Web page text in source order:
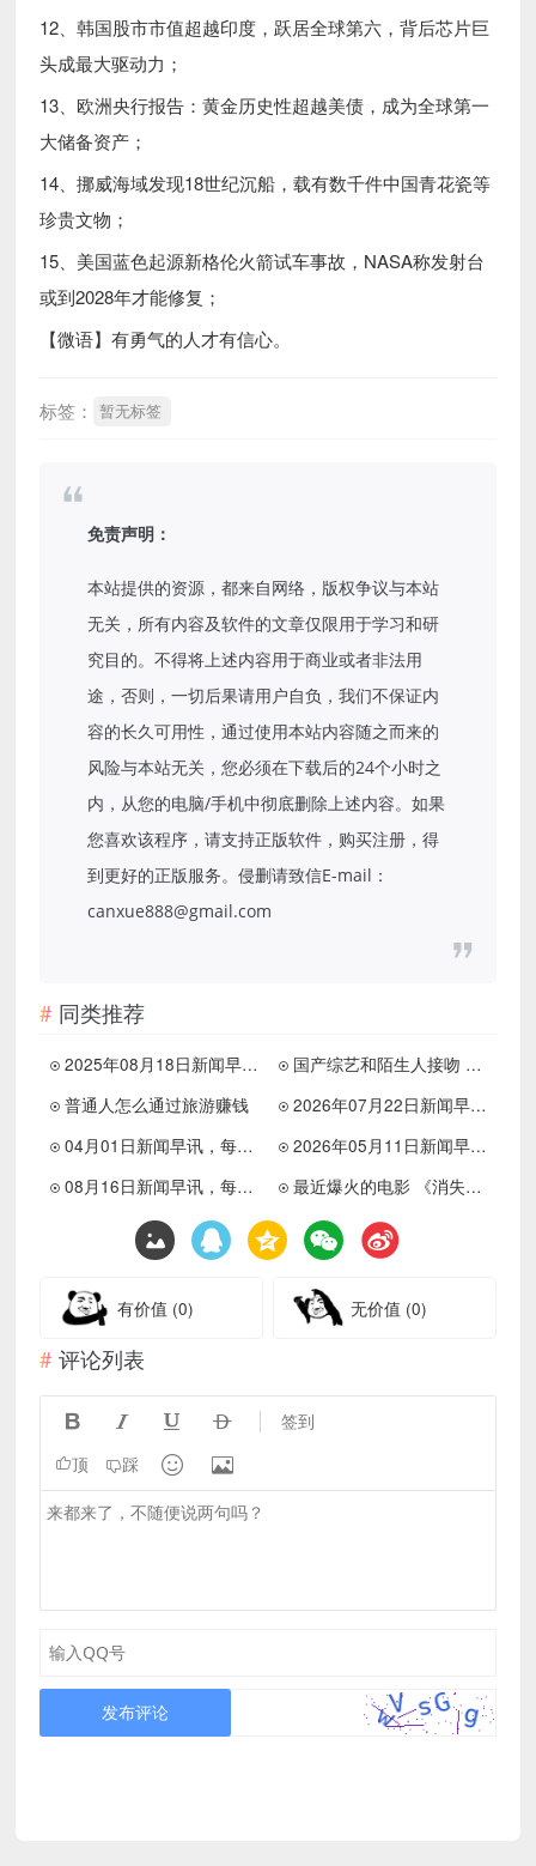
12、韩国股市市值超越印度，跃居全球第六，背后芯片巨
头成最大驱动力；
13、欧洲央行报告：黄金历史性超越美债，成为全球第一
大储备资产；
14、挪威海域发现18世纪沉船，载有数千件中国青花瓷等
珍贵文物；
15、美国蓝色起源新格伦火箭试车事故，NASA称发射台
或到2028年才能修复；
【微语】有勇气的人才有信心。
标签： 暂无标签
免责声明：
本站提供的资源，都来自网络，版权争议与本站
无关，所有内容及软件的文章仅限用于学习和研
究目的。不得将上述内容用于商业或者非法用
途，否则，一切后果请用户自负，我们不保证内
容的长久可用性，通过使用本站内容随之而来的
风险与本站无关，您必须在下载后的24个小时之
内，从您的电脑/手机中彻底删除上述内容。如果
您喜欢该程序，请支持正版软件，购买注册，得
到更好的正版服务。侵删请致信E-mail：
canxue888@gmail.com
同类推荐
2025年08月18日新闻早讯，每天60s读懂世界
国产综艺和陌生人接吻 都舌吻了
普通人怎么通过旅游赚钱
2026年07月22日新闻早讯，每天60s读懂世界
04月01日新闻早讯，每天60s读懂世界
2026年05月11日新闻早讯，每天60s读懂世界
08月16日新闻早讯，每天60秒读懂世界
最近爆火的电影 《消失的ta》
有价值 (0) 无价值 (0)
评论列表
    签到
顶 踩  
发布评论